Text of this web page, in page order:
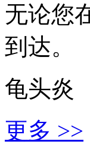
无论您
到达。
龟头炎
更多 >>